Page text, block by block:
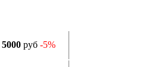
5000 руб -5%